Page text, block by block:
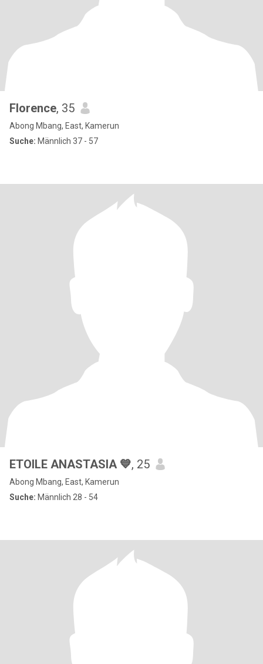
Florence, 35
Abong Mbang, East, Kamerun
Suche: Männlich 37 - 57
ETOILE ANASTASIA 💙, 25
Abong Mbang, East, Kamerun
Suche: Männlich 28 - 54